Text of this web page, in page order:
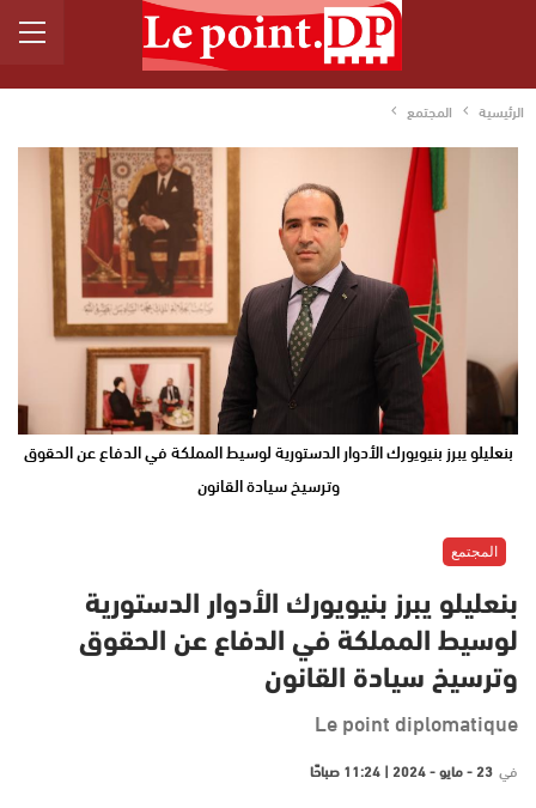
الرئيسية المجتمع
بنعليلو يبرز بنيويورك الأدوار الدستورية لوسيط المملكة في الدفاع عن الحقوق
وترسيخ سيادة القانون
المجتمع
بنعليلو يبرز بنيويورك الأدوار الدستورية
لوسيط المملكة في الدفاع عن الحقوق
وترسيخ سيادة القانون
Le point diplomatique
في 23 - مايو - 2024 | 11:24 صباحًا